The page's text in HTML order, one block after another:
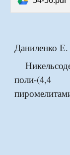
Даниленко
поли-